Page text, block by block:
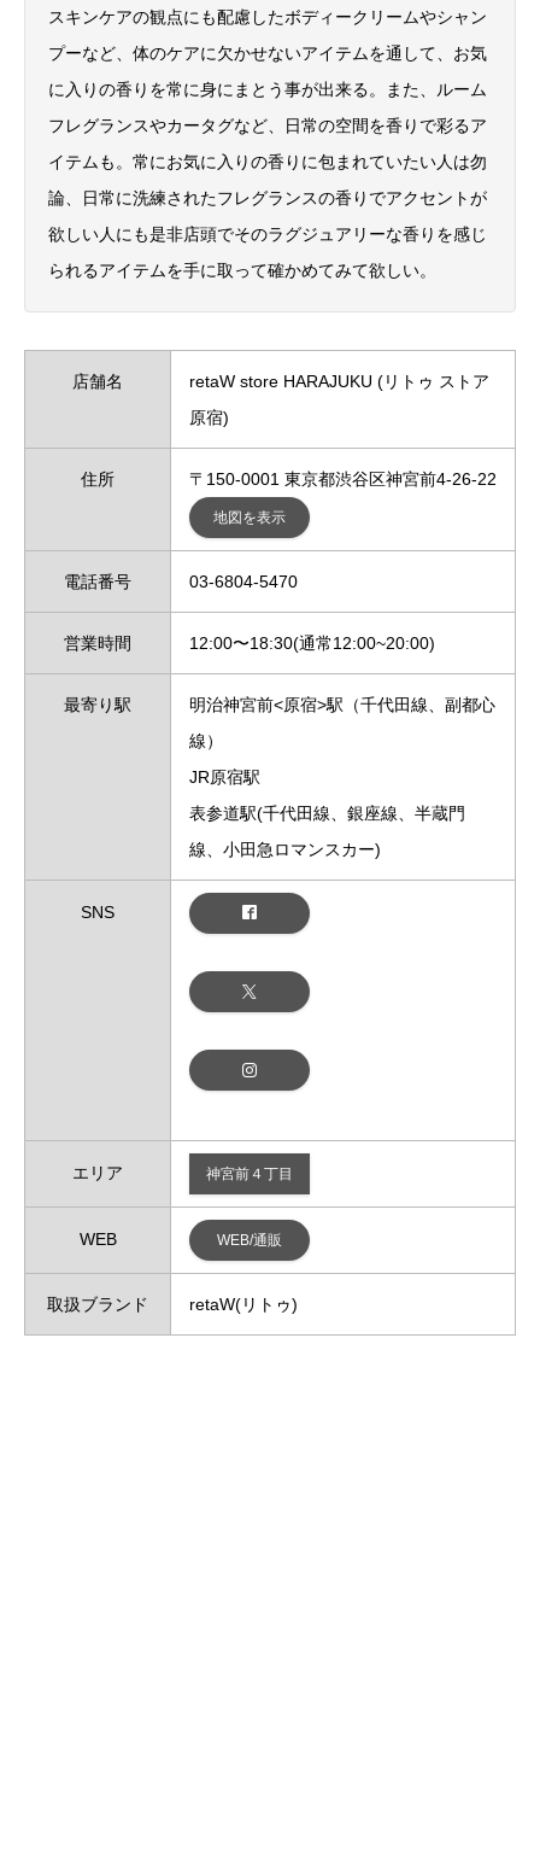
スキンケアの観点にも配慮したボディークリームやシャン
プーなど、体のケアに欠かせないアイテムを通して、お気
に入りの香りを常に身にまとう事が出来る。また、ルーム
フレグランスやカータグなど、日常の空間を香りで彩るア
イテムも。常にお気に入りの香りに包まれていたい人は勿
論、日常に洗練されたフレグランスの香りでアクセントが
欲しい人にも是非店頭でそのラグジュアリーな香りを感じ
られるアイテムを手に取って確かめてみて欲しい。
店舗名
retaW store HARAJUKU (リトゥ ストア
原宿)
住所 〒150-0001 東京都渋谷区神宮前4-26-22
地図を表示
電話番号 03-6804-5470
営業時間 12:00〜18:30(通常12:00~20:00)
最寄り駅
明治神宮前<原宿>駅（千代田線、副都心
線）
JR原宿駅
表参道駅(千代田線、銀座線、半蔵門
線、小田急ロマンスカー)
SNS
エリア 神宮前４丁目
WEB WEB/通販
取扱ブランド retaW(リトゥ)